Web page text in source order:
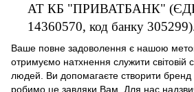
АТ КБ "ПРИВАТБАНК"
14360570, код банку
Ваше повне задоволення є нашою
отримуємо натхнення служити світовій
людей. Ви допомагаєте створити
робимо це завдяки Вам. Для нас